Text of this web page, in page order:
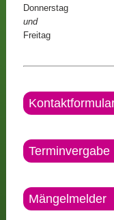
Donnerstag
und
Freitag
Mängelmelder